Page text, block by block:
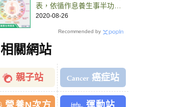
表，依循作息養生事半功
倍！
2020-08-26
Recommended by
相關網站
親子站 癌症站